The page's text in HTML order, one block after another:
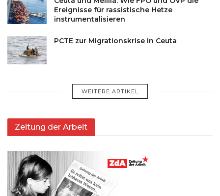
Ereignisse für rassistische Hetze
instrumentalisieren
PCTE zur Migrationskrise in Ceuta
WEITERE ARTIKEL
Zeitung der Arbeit